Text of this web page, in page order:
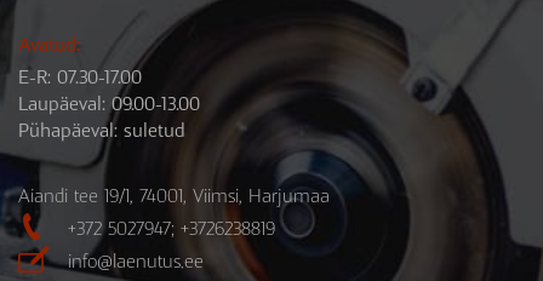
Avatud:
E-R: 07.30-17.00
Laupäeval: 09.00-13.00
Pühapäeval: suletud
Aiandi tee 19/1, 74001, Viimsi, Harjumaa
 +372 5027947; +3726238819
 info@laenutus.ee